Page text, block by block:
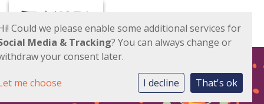
Could we please enable some additional services for
Media & Tracking? You can always change or
your consent later.
me choose I decline That's ok